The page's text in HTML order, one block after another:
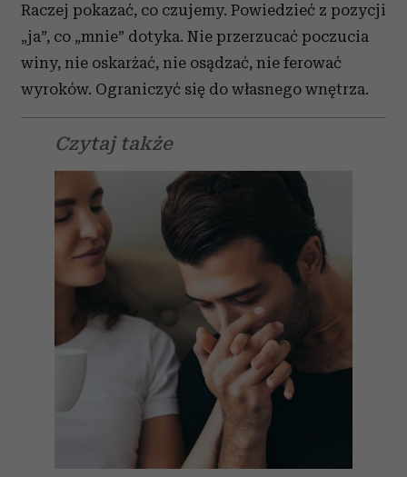
Raczej pokazać, co czujemy. Powiedzieć z pozycji
„ja”, co „mnie” dotyka. Nie przerzucać poczucia
winy, nie oskarżać, nie osądzać, nie ferować
wyroków. Ograniczyć się do własnego wnętrza.
Czytaj także